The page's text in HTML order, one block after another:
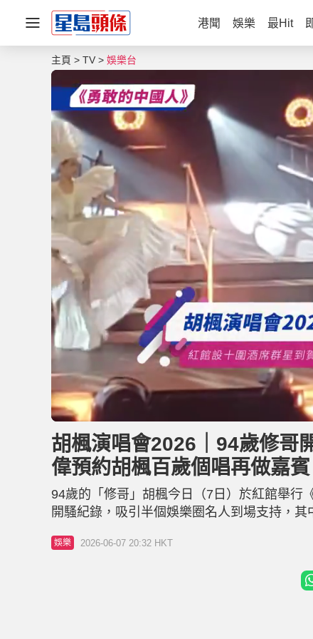
港聞 娛樂 最Hit
主頁 TV 娛樂台
n
u
t
e
o
e
d
:
1
8
.
7
%
胡楓演唱會2026｜94歲修哥
偉預約胡楓百歲個唱再做嘉賓
94歲的「修哥」胡楓今日（7日）於紅館舉行
開騷紀錄，吸引半個娛樂圈名人到場支持，
辦個人演唱會時便已擔任嘉賓，交情極深；
年紀，於短短十年之內開足六場紅館個唱，
娛樂 2026-06-07 20:32 HKT